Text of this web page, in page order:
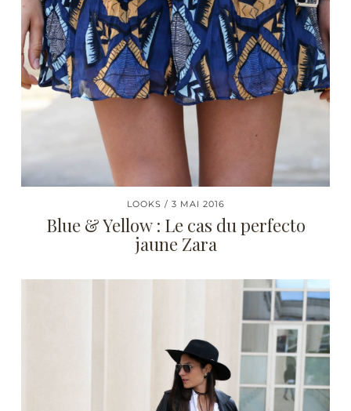
LOOKS 3 MAI 2016
Blue & Yellow : Le cas du perfecto
jaune Zara